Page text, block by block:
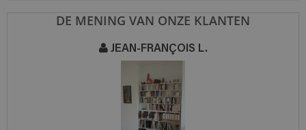
DE MENING VAN ONZE KLANTEN
JEAN-FRANÇOIS L.